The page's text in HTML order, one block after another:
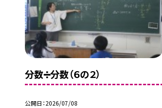
分数➗分数（６の２）
公開日 2026/07/08